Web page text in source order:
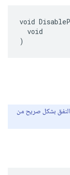
void
  void
)
النفق بشكل صريح من